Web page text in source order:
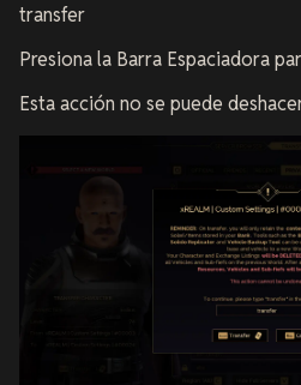
transfer
Presiona la Barra Espaciadora
Esta acción no se puede